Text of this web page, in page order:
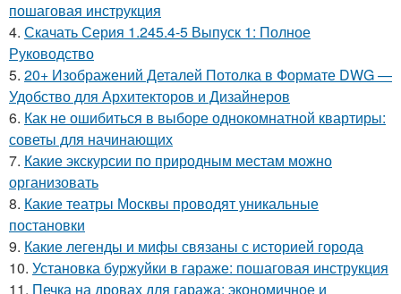
пошаговая инструкция
4. Скачать Серия 1.245.4-5 Выпуск 1: Полное
Руководство
5. 20+ Изображений Деталей Потолка в Формате DWG —
Удобство для Архитекторов и Дизайнеров
6. Как не ошибиться в выборе однокомнатной квартиры:
советы для начинающих
7. Какие экскурсии по природным местам можно
организовать
8. Какие театры Москвы проводят уникальные
постановки
9. Какие легенды и мифы связаны с историей города
10. Установка буржуйки в гараже: пошаговая инструкция
11. Печка на дровах для гаража: экономичное и